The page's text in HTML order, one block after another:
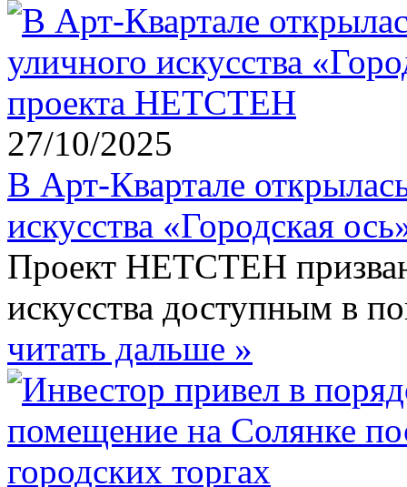
27/10/2025
В Арт-Квартале
искусства «Городская
Проект НЕТСТЕН
искусства доступным в
читать дальше »